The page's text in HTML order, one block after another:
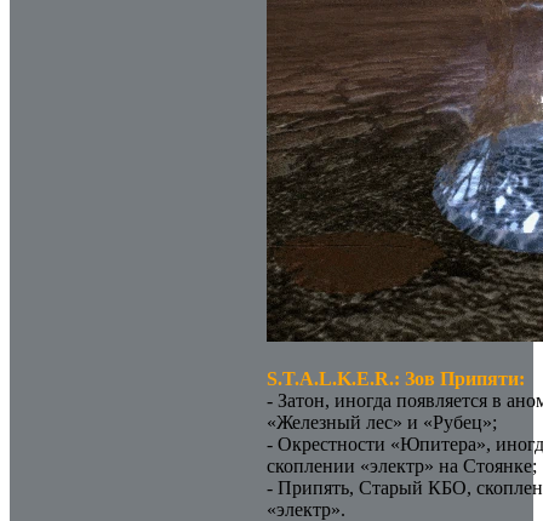
S.T.A.L.K.E.R.: Зов Припяти:
- Затон, иногда появляется в
«Железный лес» и «Рубец»;
- Окрестности «Юпитера»,
скоплении «электр» на Стоянке;
- Припять, Старый КБО,
«электр».